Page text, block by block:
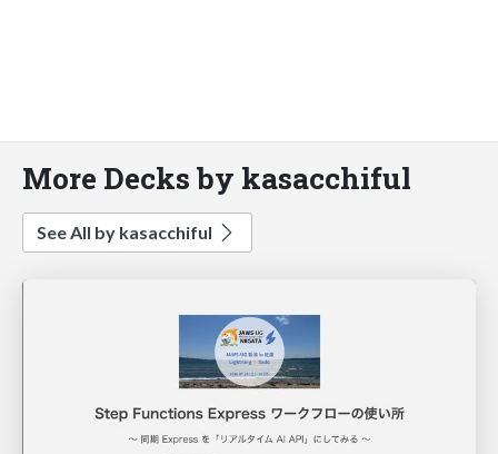
More Decks by kasacchiful
See All by kasacchiful